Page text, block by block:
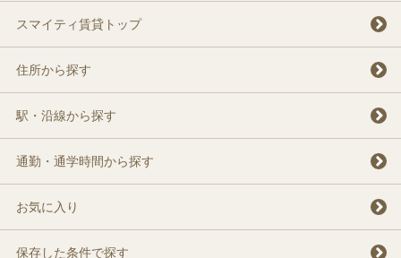
スマイティ賃貸トップ
住所から探す
駅・沿線から探す
通勤・通学時間から探す
お気に入り
保存した条件で探す